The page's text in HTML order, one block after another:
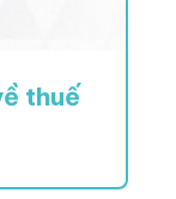
thuế